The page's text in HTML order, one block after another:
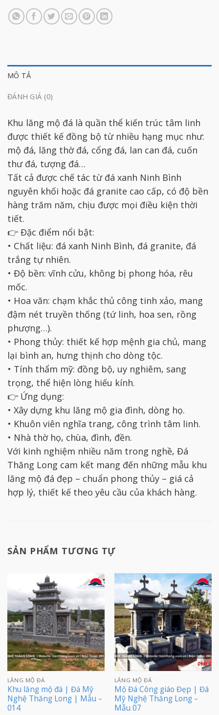
MÔ TẢ
ĐÁNH GIÁ (0)
Khu lăng mộ đá là quần thể kiến trúc tâm linh
được thiết kế đồng bộ từ nhiều hạng mục như:
mộ đá, lăng thờ đá, cổng đá, lan can đá, cuốn
thư đá, tượng đá…
Tất cả được chế tác từ đá xanh Ninh Bình
nguyên khối hoặc đá granite cao cấp, có độ bền
hàng trăm năm, chịu được mọi điều kiện thời
tiết.
👉 Đặc điểm nổi bật:
• Chất liệu: đá xanh Ninh Bình, đá granite, đá
trắng tự nhiên.
• Độ bền: vĩnh cửu, không bị phong hóa, rêu
mốc.
• Hoa văn: chạm khắc thủ công tinh xảo, mang
đậm nét truyền thống (tứ linh, hoa sen, rồng
phượng…).
• Phong thủy: thiết kế hợp mệnh gia chủ, mang
lại bình an, hưng thịnh cho dòng tộc.
• Tính thẩm mỹ: đồng bộ, uy nghiêm, sang
trọng, thể hiện lòng hiếu kính.
👉 Ứng dụng:
• Xây dựng khu lăng mộ gia đình, dòng họ.
• Khuôn viên nghĩa trang, công trình tâm linh.
• Nhà thờ họ, chùa, đình, đền.
Với kinh nghiệm nhiều năm trong nghề, Đá
Thăng Long cam kết mang đến những mẫu khu
lăng mộ đá đẹp – chuẩn phong thủy – giá cả
hợp lý, thiết kế theo yêu cầu của khách hàng.
SẢN PHẨM TƯƠNG TỰ
LĂNG MỘ ĐÁ
Khu lăng mộ đá | Đá Mỹ
Nghệ Thăng Long | Mẫu –
014
LĂNG MỘ ĐÁ
Mộ Đá Công giáo Đẹp | Đá
Mỹ Nghệ Thăng Long –
Mẫu 07